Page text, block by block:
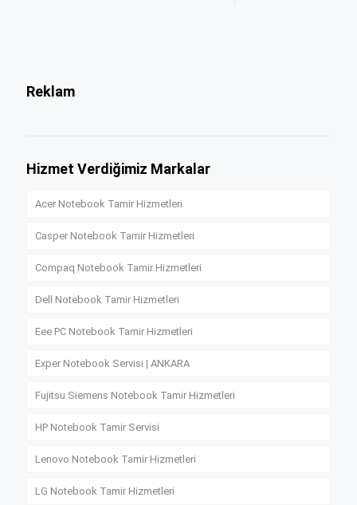
Reklam
Hizmet Verdiğimiz Markalar
Acer Notebook Tamir Hizmetleri
Casper Notebook Tamir Hizmetleri
Compaq Notebook Tamir Hizmetleri
Dell Notebook Tamir Hizmetleri
Eee PC Notebook Tamir Hizmetleri
Exper Notebook Servisi | ANKARA
Fujitsu Siemens Notebook Tamir Hizmetleri
HP Notebook Tamir Servisi
Lenovo Notebook Tamir Hizmetleri
LG Notebook Tamir Hizmetleri